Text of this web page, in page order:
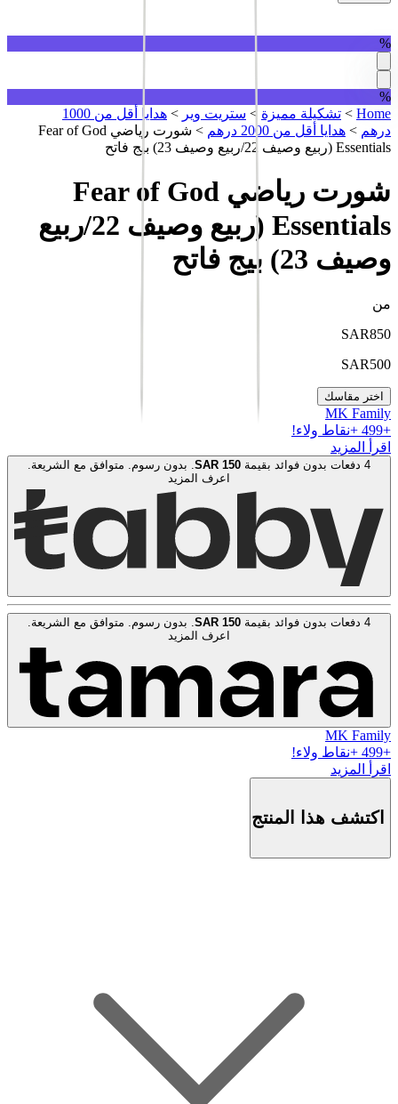
%
%
Home
> تشكيلة مميزة > ستريت وير >
هدايا أقل من 1000
درهم > هدايا أقل من 2000 درهم >
شورت رياضي Fear of God
Essentials (ربيع وصيف 22/ربيع وصيف 23) بيج فاتح
شورت رياضي Fear of God
Essentials (ربيع وصيف 22/ربيع
وصيف 23) بيج فاتح
من
SAR850
SAR500
اختر مقاسك
MK Family
+
499 +نقاط ولاء!
اقرأ المزيد
4 دفعات بدون فوائد بقيمة SAR 150
. بدون رسوم. متوافق مع الشريعة.
اعرف المزيد
4 دفعات بدون فوائد بقيمة SAR 150
. بدون رسوم. متوافق مع الشريعة.
اعرف المزيد
MK Family
+
499 +نقاط ولاء!
اقرأ المزيد
اكتشف هذا المنتج